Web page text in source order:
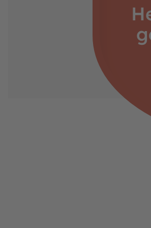
https://www.berg.com/
Verantwortliche
Henk van den Berg
c/o BERG Toys B.V.
Stevinlaan 2
6717 WB Ede
Niederlande